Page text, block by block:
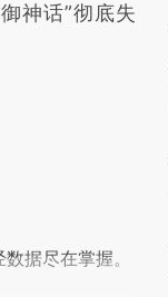
神话”彻底失
据尽在掌握。